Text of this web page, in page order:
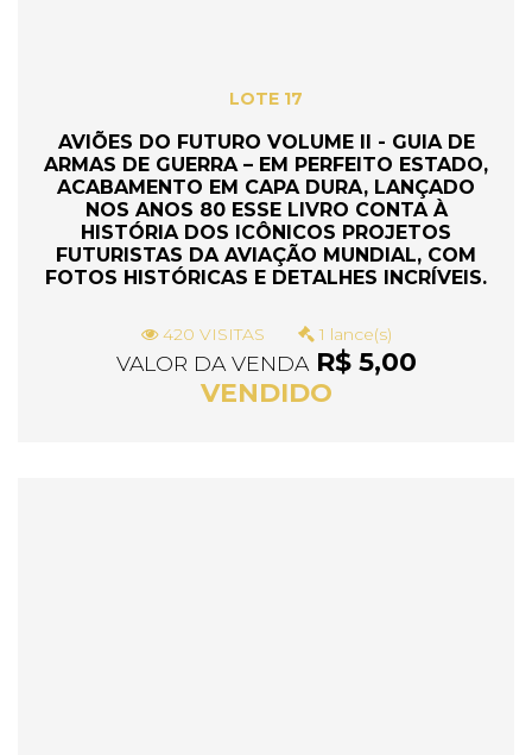
LOTE 17
AVIÕES DO FUTURO VOLUME II - GUIA DE
ARMAS DE GUERRA – EM PERFEITO ESTADO,
ACABAMENTO EM CAPA DURA, LANÇADO
NOS ANOS 80 ESSE LIVRO CONTA À
HISTÓRIA DOS ICÔNICOS PROJETOS
FUTURISTAS DA AVIAÇÃO MUNDIAL, COM
FOTOS HISTÓRICAS E DETALHES INCRÍVEIS.
420 VISITAS 1 lance(s)
VALOR DA VENDAR$ 5,00
VENDIDO